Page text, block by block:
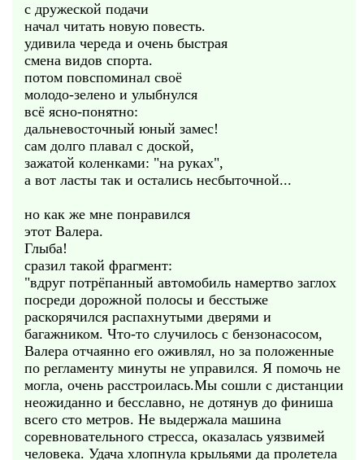
с дружеской подачи
начал читать новую повесть.
удивила череда и очень быстрая
смена видов спорта.
потом повспоминал своё
молодо-зелено и улыбнулся
всё ясно-понятно:
дальневосточный юный замес!
сам долго плавал с доской,
зажатой коленками: "на руках",
а вот ласты так и остались несбыточной...
но как же мне понравился
этот Валера.
Глыба!
сразил такой фрагмент:
"вдруг потрёпанный автомобиль намертво заглох
посреди дорожной полосы и бесстыже
раскорячился распахнутыми дверями и
багажником. Что-то случилось с бензонасосом,
Валера отчаянно его оживлял, но за положенные
по регламенту минуты не управился. Я помочь не
могла, очень расстроилась.Мы сошли с дистанции
неожиданно и бесславно, не дотянув до финиша
всего сто метров. Не выдержала машина
соревновательного стресса, оказалась уязвимей
человека. Удача хлопнула крыльями да пролетела